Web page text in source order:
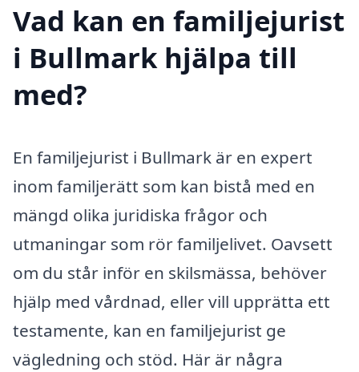
Vad kan en familjejurist
i Bullmark hjälpa till
med?
En familjejurist i Bullmark är en expert
inom familjerätt som kan bistå med en
mängd olika juridiska frågor och
utmaningar som rör familjelivet. Oavsett
om du står inför en skilsmässa, behöver
hjälp med vårdnad, eller vill upprätta ett
testamente, kan en familjejurist ge
vägledning och stöd. Här är några